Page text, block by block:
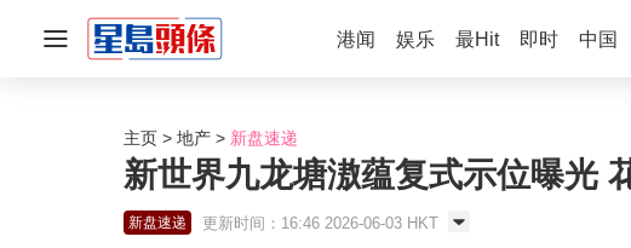
港闻 娱乐 最Hit 即时 中国
主页 地产 新盘速递
新世界九龙塘滶蕴复式示位曝光
新盘速递 更新时间：16:46 2026-06-03 HKT